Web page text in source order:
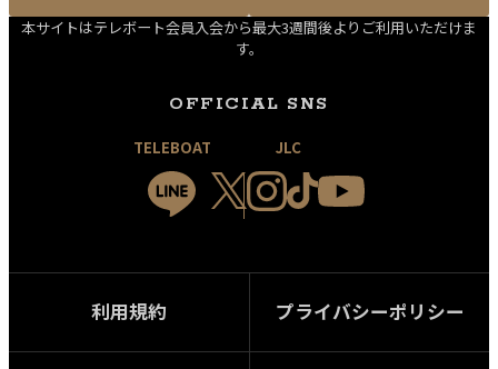
本サイトはテレボート会員入会から最大3週間後よりご利用いただけま
す。
OFFICIAL SNS
TELEBOAT JLC
利用規約 プライバシーポリシー